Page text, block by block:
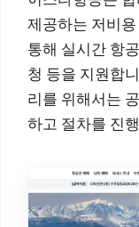
제공하는 저비
통해 실시간 항
청 등을 지원합
리를 위해서는
하고 절차를 진